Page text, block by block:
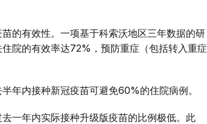
的有效性。一项基于科索沃地区三年数据的研
院的有效率达72%，预防重症（包括转入重症
年内接种新冠疫苗可避免60%的住院病例。
一年内实际接种升级版疫苗的比例极低。此